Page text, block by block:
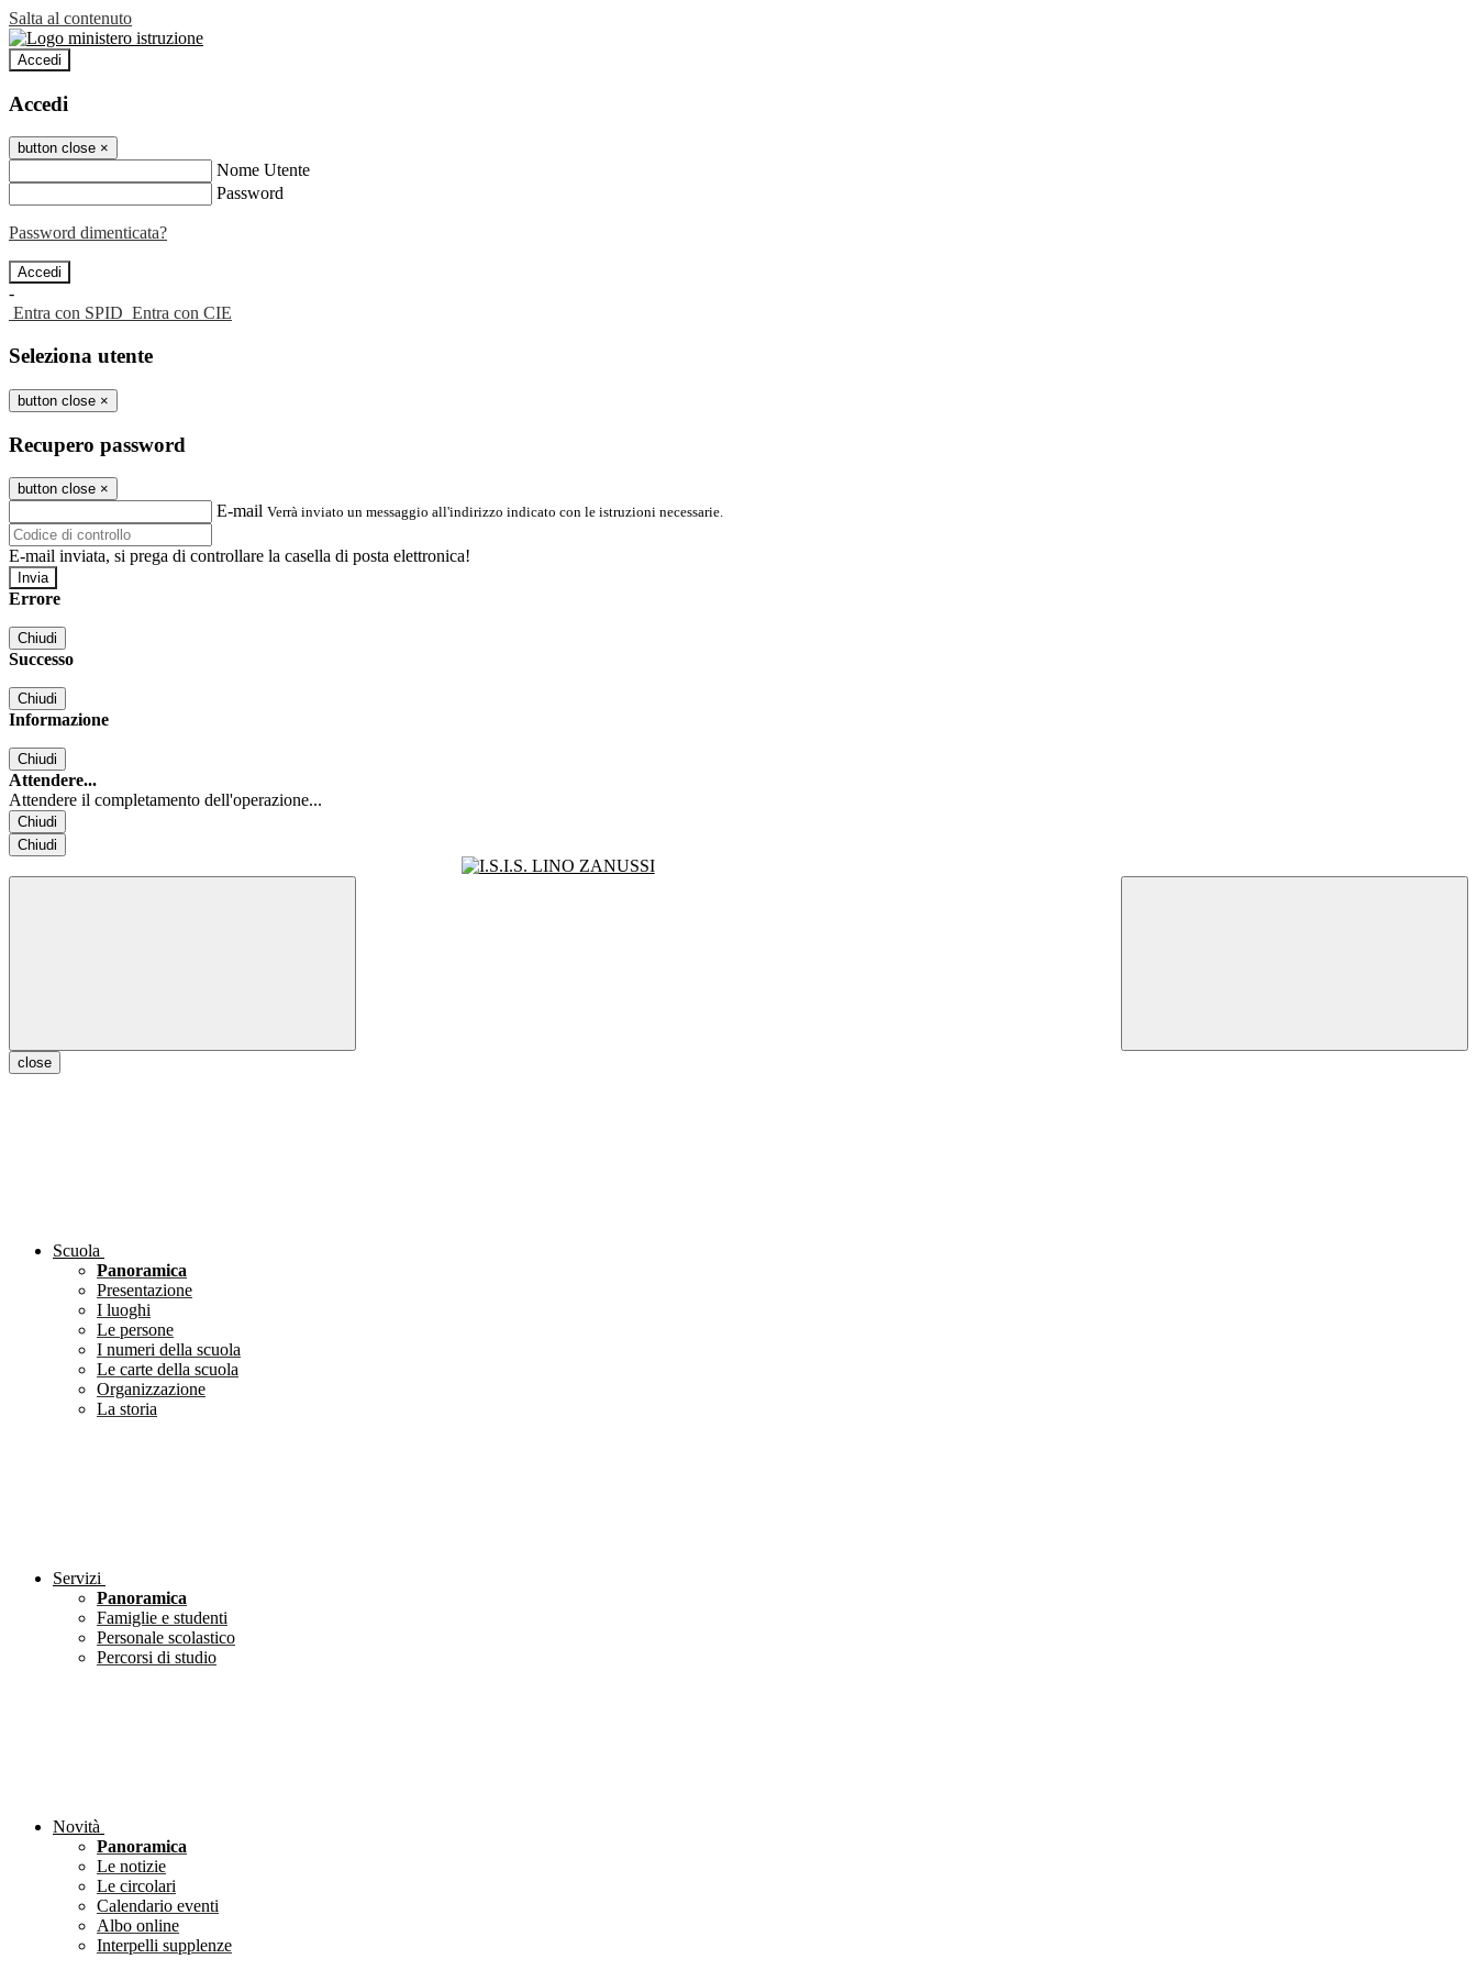
Salta al contenuto
Accedi
Accedi
button close ×
Nome Utente
Password
Password dimenticata?
-
Entra con SPID Entra con CIE
Seleziona utente
button close ×
Recupero password
button close ×
E-mail Verrà inviato un messaggio all'indirizzo indicato con le istruzioni necessarie.
E-mail inviata, si prega di controllare la casella di posta elettronica!
Errore
Chiudi
Successo
Chiudi
Informazione
Chiudi
Attendere...
Attendere il completamento dell'operazione...
Chiudi
Chiudi
close
Scuola
Panoramica
Presentazione
I luoghi
Le persone
I numeri della scuola
Le carte della scuola
Organizzazione
La storia
Servizi
Panoramica
Famiglie e studenti
Personale scolastico
Percorsi di studio
Novità
Panoramica
Le notizie
Le circolari
Calendario eventi
Albo online
Interpelli supplenze